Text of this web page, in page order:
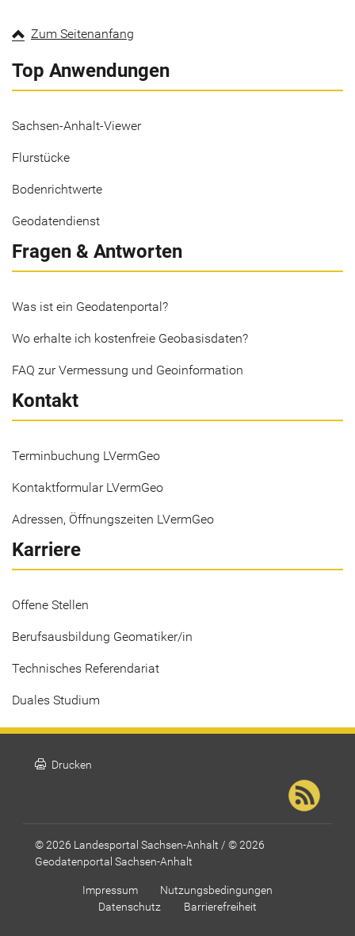
Zum Seitenanfang
Top Anwendungen
Sachsen-Anhalt-Viewer
Flurstücke
Bodenrichtwerte
Geodatendienst
Fragen & Antworten
Was ist ein Geodatenportal?
Wo erhalte ich kostenfreie Geobasisdaten?
FAQ zur Vermessung und Geoinformation
Kontakt
Terminbuchung LVermGeo
Kontaktformular LVermGeo
Adressen, Öffnungszeiten LVermGeo
Karriere
Offene Stellen
Berufsausbildung Geomatiker/in
Technisches Referendariat
Duales Studium
print Drucken
© 2026 Landesportal Sachsen-Anhalt / © 2026
Geodatenportal Sachsen-Anhalt
Impressum
Nutzungsbedingungen
Datenschutz
Barrierefreiheit